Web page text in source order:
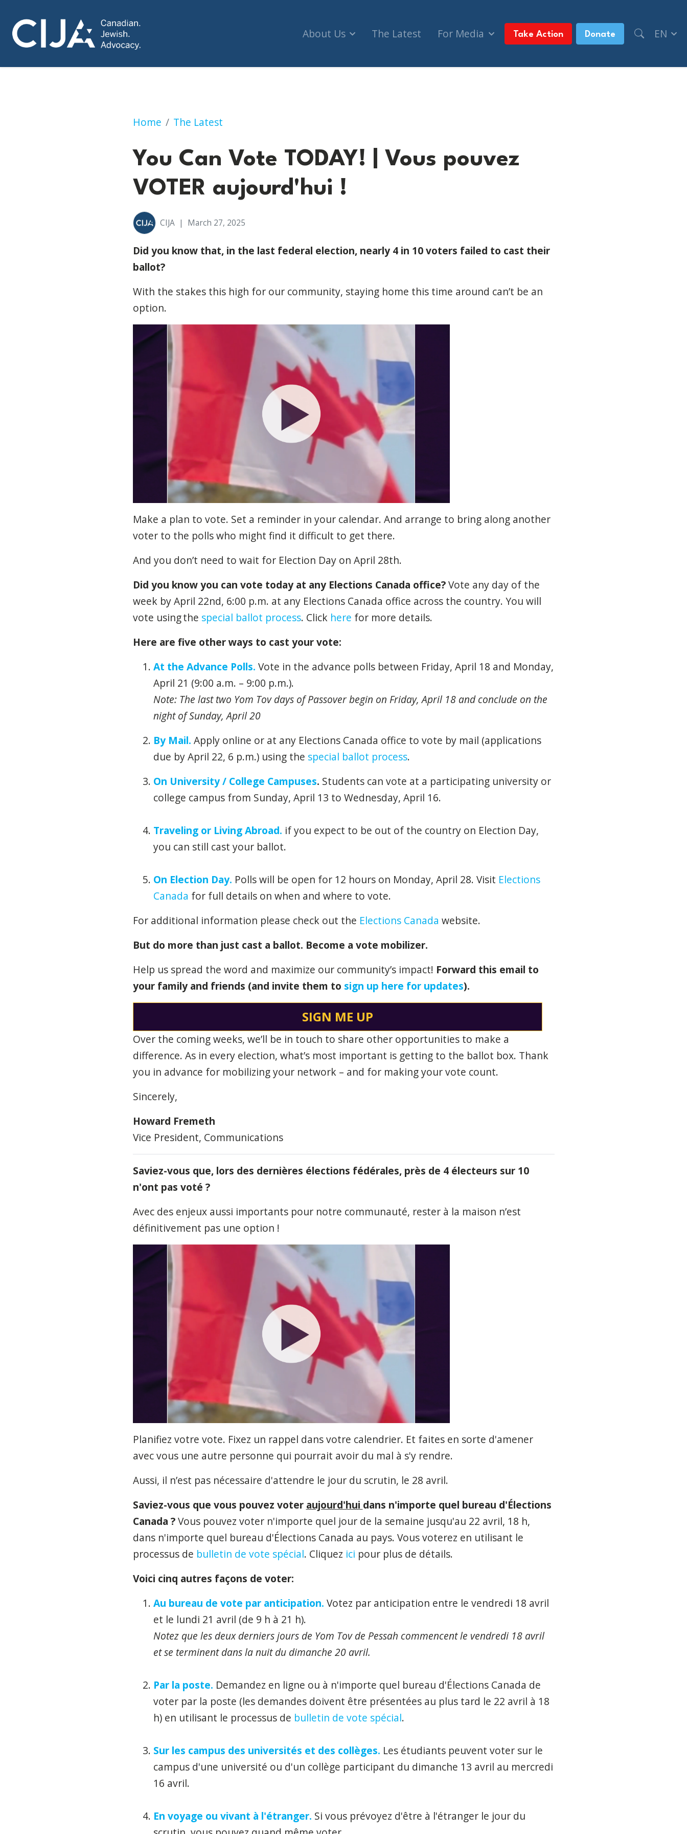
About Us The Latest For Media Take Action Donate EN
Home The Latest
You Can Vote TODAY!
You Can Vote TODAY! | Vous pouvez
VOTER aujourd'hui !
CIJA | March 27, 2025
Did you know that, in the last federal election, nearly 4 in 10 voters failed to cast their
ballot?
With the stakes this high for our community, staying home this time around can’t be an
option.
Make a plan to vote. Set a reminder in your calendar. And arrange to bring along another
voter to the polls who might find it difficult to get there.
And you don’t need to wait for Election Day on April 28th.
Did you know you can vote todayat any Elections Canada office?Vote any day of the
week by April 22nd, 6:00 p.m. at any Elections Canada office across the country. You will
vote usingthe special ballot process. Click here for more details.
Here are five other ways to cast your vote:
At the Advance Polls. Vote in the advance polls between Friday, April 18 and Monday,
April 21 (9:00 a.m. – 9:00 p.m.).
Note: The last two Yom Tov days of Passover begin on Friday, April 18 and conclude on the
night of Sunday, April 20
By Mail. Apply online or at any Elections Canada office to vote by mail (applications
due by April 22, 6 p.m.) using the special ballot process.
On University / College Campuses. Students can vote at a participating university or
college campus from Sunday, April 13 to Wednesday, April 16.
Traveling or Living Abroad. if you expect to be out of the country on Election Day,
you can still cast your ballot.
On Election Day. Polls will be open for 12 hours on Monday, April 28. Visit Elections
Canada for full details on when and where to vote.
For additional information please check out the Elections Canada website.
But do more than just cast a ballot. Become a vote mobilizer.
Help us spread the word and maximize our community’s impact! Forward this email to
your family and friends (and invite them to sign up here for updates).
SIGN ME UP
Over the coming weeks, we’ll be in touch to share other opportunities to make a
difference. As in every election, what’s most important is getting to the ballot box. Thank
you in advance for mobilizing your network – and for making your vote count.
Sincerely,
Howard Fremeth
Vice President, Communications
Saviez-vous que, lors des dernières élections fédérales, près de 4 électeurs sur 10
n'ont pas voté ?
Avec des enjeux aussi importants pour notre communauté, rester à la maison n’est
définitivement pas une option !
Planifiez votre vote. Fixez un rappel dans votre calendrier. Et faites en sorte d'amener
avec vousune autre personne qui pourrait avoir du mal à s'y rendre.
Aussi, il n’est pas nécessaire d'attendre le jour du scrutin, le 28 avril.
Saviez-vous que vous pouvez voter aujourd'hui dans n'importe quel bureau d'Élections
Canada ?Vous pouvez voter n'importe quel jour de la semaine jusqu'au 22 avril, 18 h,
dans n'importe quel bureau d'Élections Canada au pays. Vous voterez en utilisant le
processus de bulletin de vote spécial. Cliquez ici pour plus de détails.
Voici cinq autres façons de voter:
Au bureau de vote par anticipation. Votez par anticipation entre le vendredi 18 avril
et le lundi 21 avril (de 9 h à 21 h).
Notez que les deux derniers jours de Yom Tov de Pessah commencent le vendredi 18 avril
et se terminent dans la nuit du dimanche 20 avril.
Par la poste. Demandez en ligne ou à n'importe quel bureau d'Élections Canada de
voter par la poste (les demandes doivent être présentées au plus tard le 22 avril à 18
h) en utilisant le processus de bulletin de vote spécial.
Sur les campus des universités et des collèges. Les étudiants peuvent voter sur le
campus d'une université ou d'un collège participant du dimanche 13 avril au mercredi
16 avril.
En voyage ou vivant à l'étranger. Si vous prévoyez d'être à l'étranger le jour du